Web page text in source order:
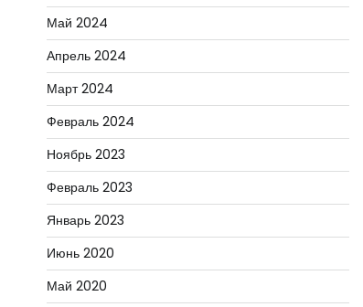
Май 2024
Апрель 2024
Март 2024
Февраль 2024
Ноябрь 2023
Февраль 2023
Январь 2023
Июнь 2020
Май 2020